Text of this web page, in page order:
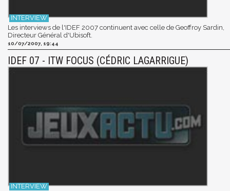
Les interviews de l'IDEF 2007 continuent avec celle de Geoffroy Sardin,
Directeur Général d'Ubisoft.
10/07/2007, 19:44
IDEF 07 - ITW FOCUS (CÉDRIC LAGARRIGUE)